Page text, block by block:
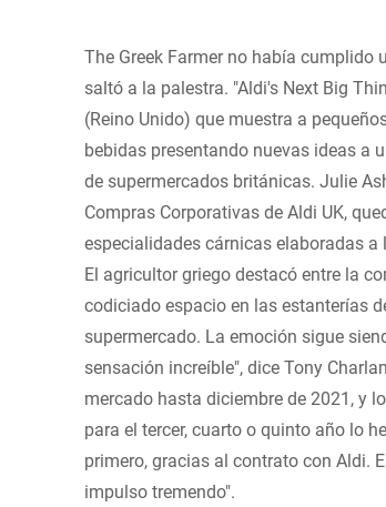
The Greek Farmer no había cumplido
saltó a la palestra. "Aldi's Next Big
(Reino Unido) que muestra a
bebidas presentando nuevas ideas a
de supermercados británicas. Julie
Compras Corporativas de Aldi UK,
especialidades cárnicas elaboradas
El agricultor griego destacó entre la
codiciado espacio en las estanterías
supermercado. La emoción sigue
sensación increíble", dice Tony
mercado hasta diciembre de 2021, y
para el tercer, cuarto o quinto año lo
primero, gracias al contrato con Aldi.
impulso tremendo".